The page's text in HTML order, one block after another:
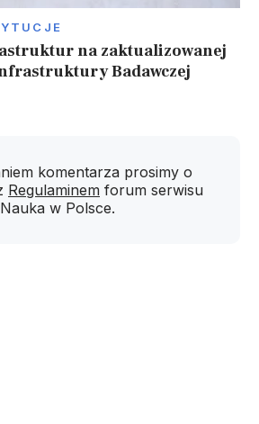
na zaktualizowanej
Badawczej
komentarza prosimy o
Regulaminem forum serwisu
Nauka w Polsce.